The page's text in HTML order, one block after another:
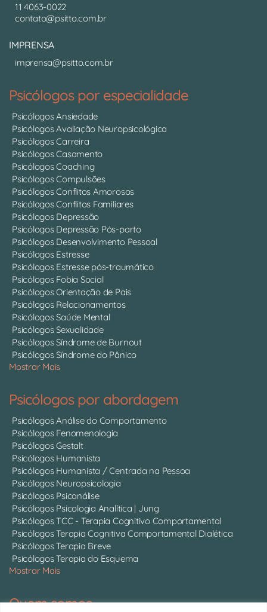
11 4063-0022
contato@psitto.com.br
IMPRENSA
imprensa@psitto.com.br
Psicólogos por especialidade
Psicólogos Ansiedade
Psicólogos Avaliação Neuropsicológica
Psicólogos Carreira
Psicólogos Casamento
Psicólogos Coaching
Psicólogos Compulsões
Psicólogos Conflitos Amorosos
Psicólogos Conflitos Familiares
Psicólogos Depressão
Psicólogos Depressão Pós-parto
Psicólogos Desenvolvimento Pessoal
Psicólogos Estresse
Psicólogos Estresse pós-traumático
Psicólogos Fobia Social
Psicólogos Orientação de Pais
Psicólogos Relacionamentos
Psicólogos Saúde Mental
Psicólogos Sexualidade
Psicólogos Síndrome de Burnout
Psicólogos Síndrome do Pânico
Mostrar Mais
Psicólogos por abordagem
Psicólogos Análise do Comportamento
Psicólogos Fenomenologia
Psicólogos Gestalt
Psicólogos Humanista
Psicólogos Humanista / Centrada na Pessoa
Psicólogos Neuropsicologia
Psicólogos Psicanálise
Psicólogos Psicologia Analítica | Jung
Psicólogos TCC - Terapia Cognitivo Comportamental
Psicólogos Terapia Cognitiva Comportamental Dialética
Psicólogos Terapia Breve
Psicólogos Terapia do Esquema
Mostrar Mais
Quem somos